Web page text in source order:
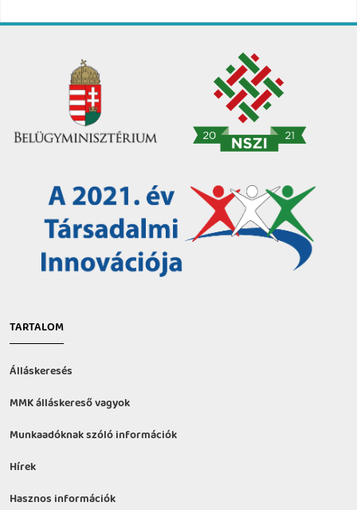
TARTALOM
Álláskeresés
MMK álláskereső vagyok
Munkaadóknak szóló információk
Hírek
Hasznos információk